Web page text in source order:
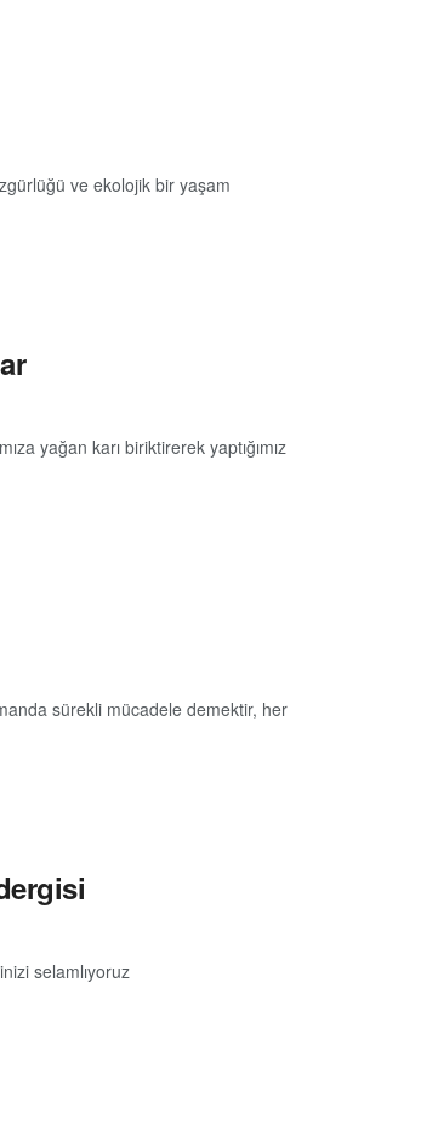
ve ekolojik bir yaşam
yağan karı biriktirerek yaptığımız
sürekli mücadele demektir, her
selamlıyoruz